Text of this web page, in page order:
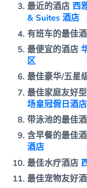
最近的酒店 西
& Suites 酒店
有班车的最佳
最便宜的酒店
区
最佳豪华/五星
最佳家庭友好
场皇冠假日酒店
带泳池的最佳
含早餐的最佳
酒店
最佳水疗酒店
最佳宠物友好